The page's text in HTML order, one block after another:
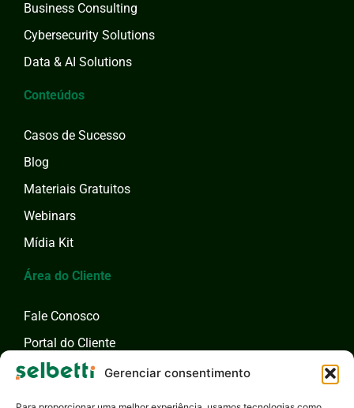
Gerenciar consentimento
Business Consulting
Cybersecurity Solutions
Data & AI Solutions
Conteúdos
Casos de Sucesso
Blog
Materiais Gratuitos
Webinars
Mídia Kit
Área do Cliente
Fale Conosco
Portal do Cliente
Fale com um Especialista